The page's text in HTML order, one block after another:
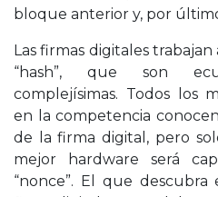
bloque anterior y, por
Las firmas digitales
“hash”, que son
complejísimas. Todos los
en la competencia
de la firma digital, pero
mejor hardware será
“nonce”. El que